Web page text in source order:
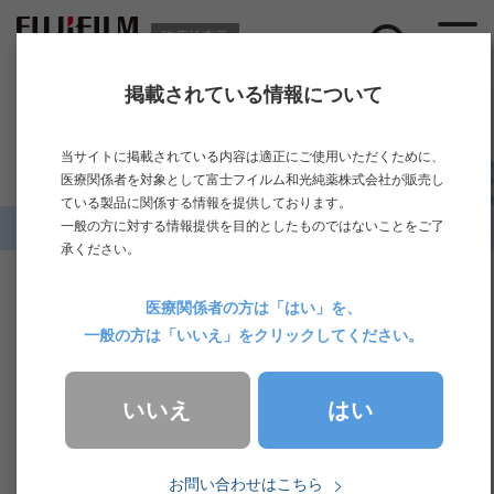
臨床検査薬
ニュース
> ニュース一覧 > セミナー・展示 > 【Webセミナー】
2026.01.17
【Webセミナー】S2,3PSA％のトリセツ ～実臨
床から考える上手な使い方～ オンデマンド配信
掲載されている情報について
当サイトに掲載されている内容は適正にご使用いただくために、
医療関係者を対象として富士フイルム和光純薬株式会社が販売し
ている製品に関係する情報を提供しております。
一般の方に対する情報提供を目的としたものではないことをご了
承ください。
医療関係者の方は「はい」を、
一般の方は「いいえ」をクリックしてください。
はい
いいえ
お問い合わせはこちら